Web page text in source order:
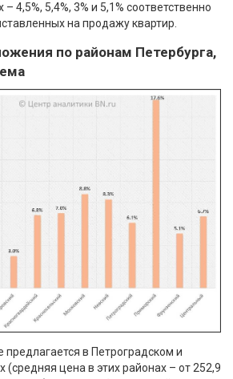
4,5%, 5,4%, 3% и 5,1% соответственно
на продажу квартир.
по районам Петербурга,
в Петроградском и
(средняя цена в этих районах – от 252,9